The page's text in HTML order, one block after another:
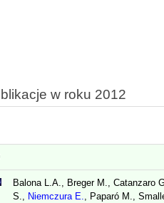
w roku 2012
Balona L.A., Breger M., Catanzaro
S., Niemczura E., Paparó M.,